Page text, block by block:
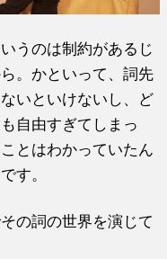
うのは制約があるじ
。かといって、詞先
いといけないし、ど
自由すぎてしまっ
とはわかっていたん
す。
の詞の世界を演じて